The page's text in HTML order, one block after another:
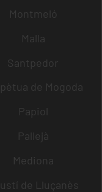
Montmeló
Malla
Santpedor
de Mogoda
Papiol
Pallejà
Mediona
de Lluçanès